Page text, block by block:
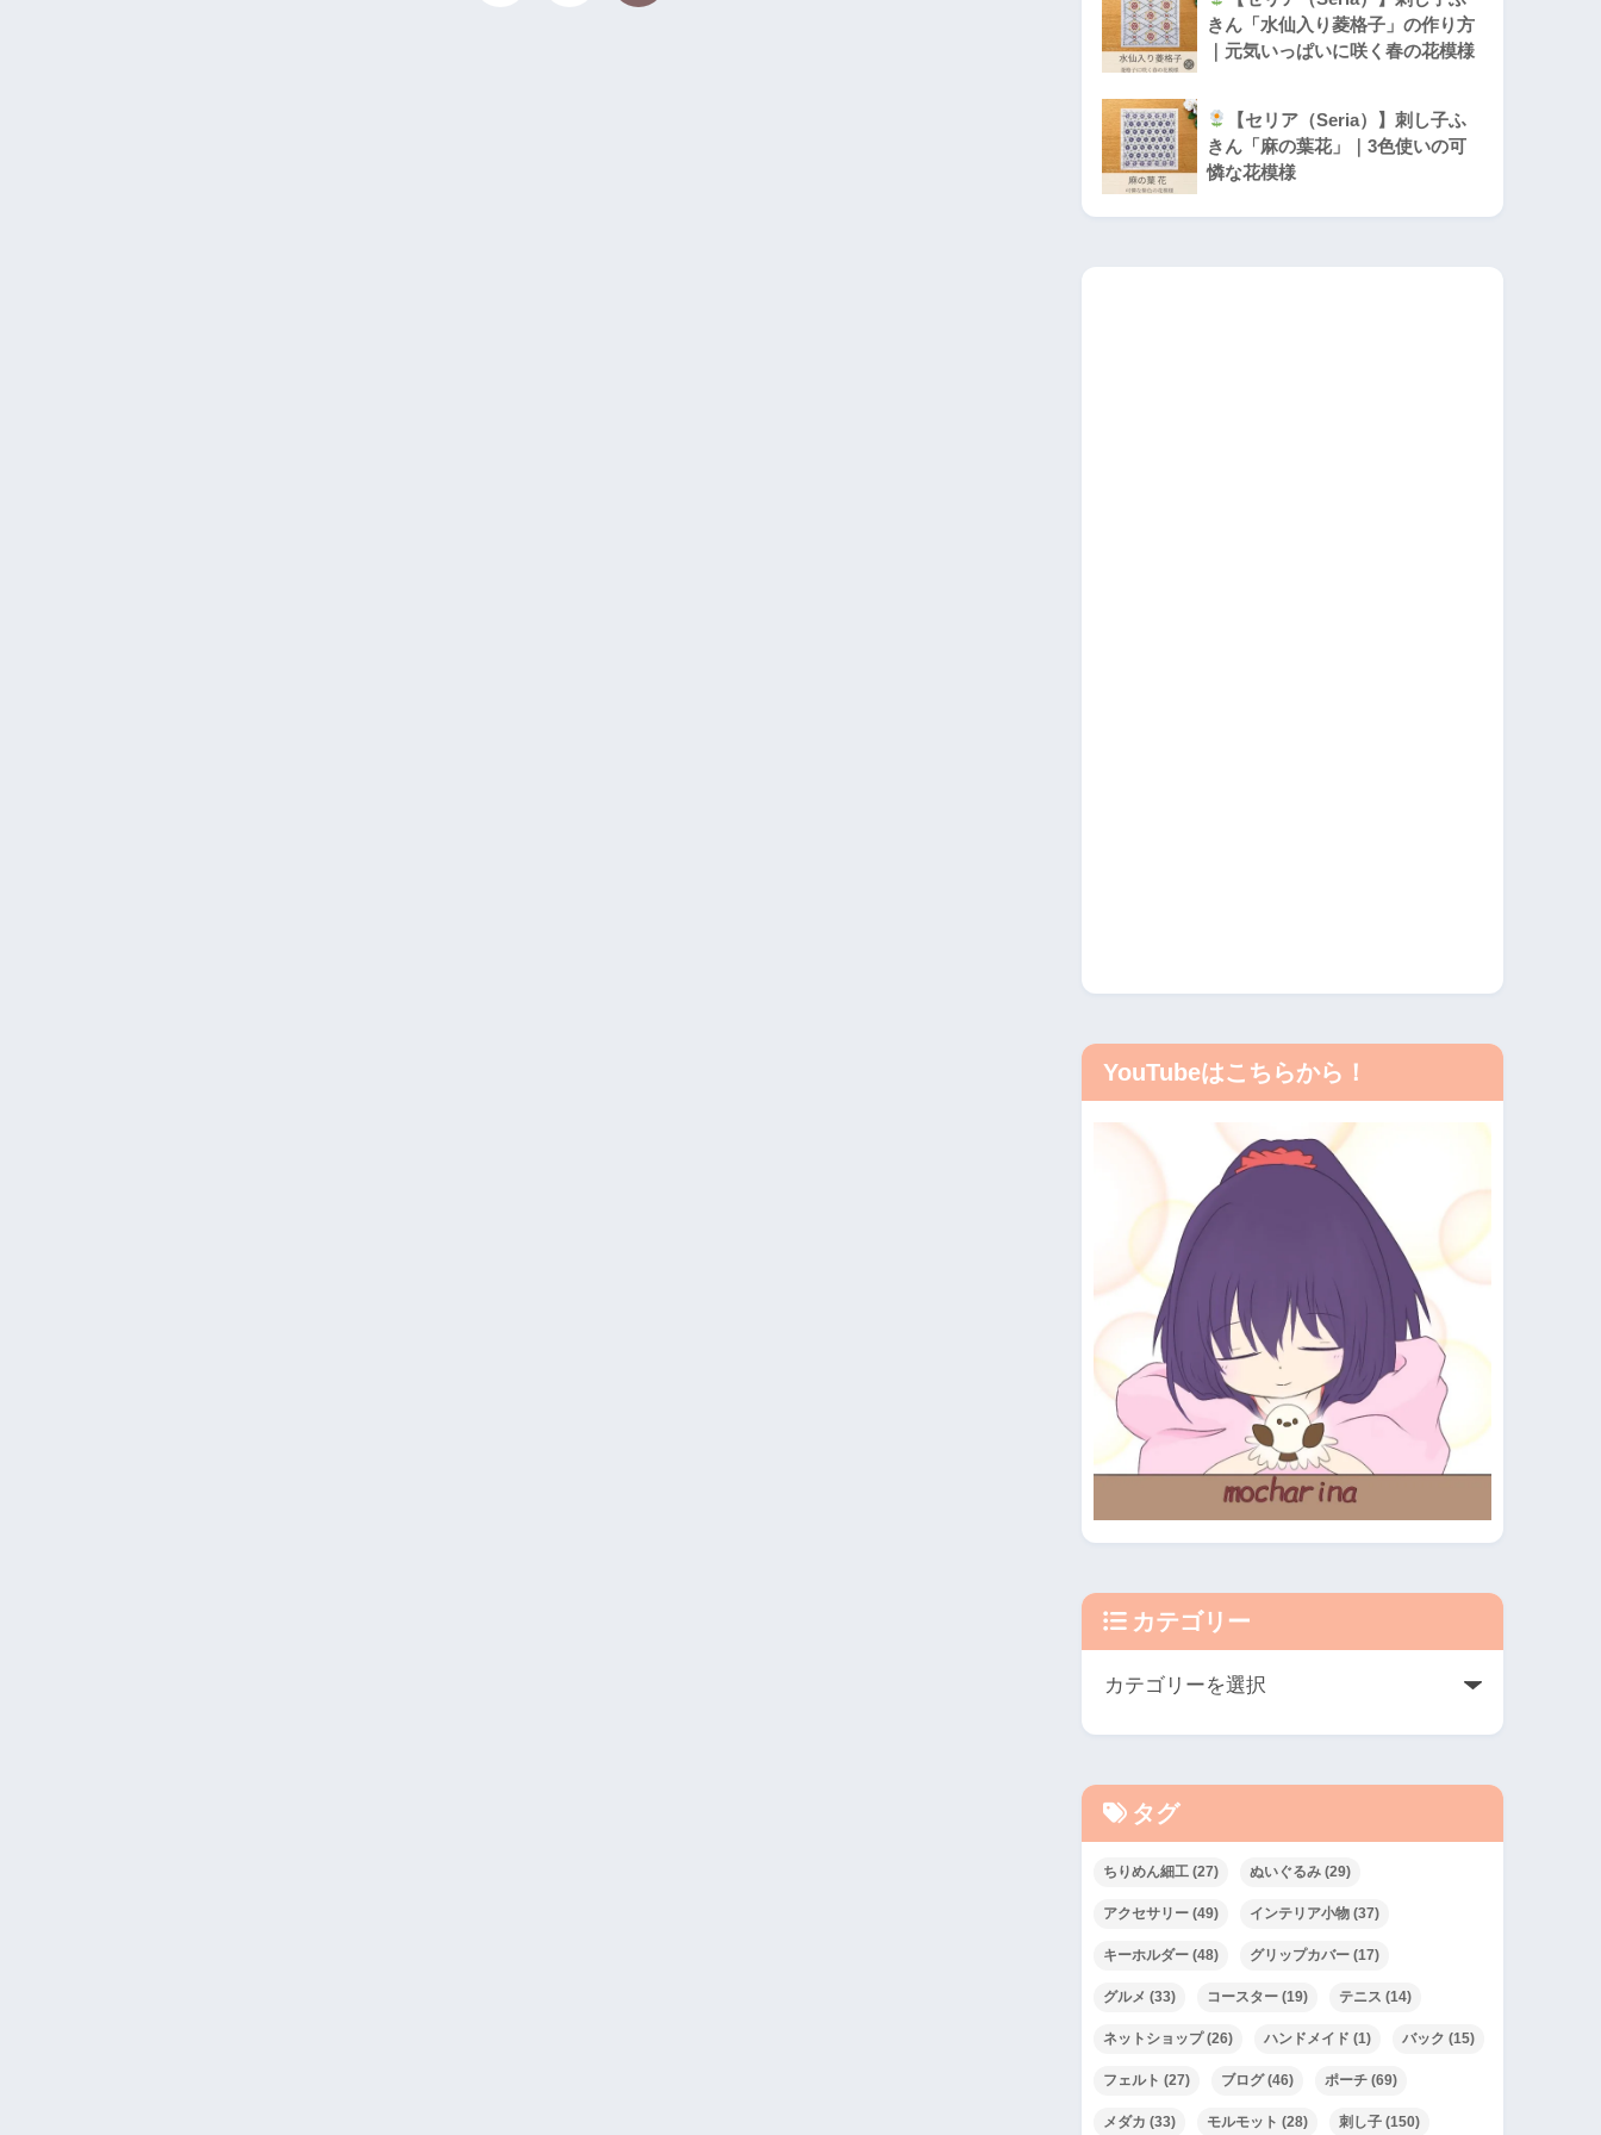
きん「水仙入り菱格子」の作り方
｜元気いっぱいに咲く春の花模様
【セリア（Seria）】刺し子ふ
きん「麻の葉花」｜3色使いの可
憐な花模様
YouTubeはこちらから！
カテゴリー
タグ
ちりめん細工 (27) ぬいぐるみ (29)
アクセサリー (49) インテリア小物 (37)
キーホルダー (48) グリップカバー (17)
グルメ (33) コースター (19) テニス (14)
ネットショップ(26) ハンドメイド (1) バック (15)
フェルト (27) ブログ(46) ポーチ (69)
メダカ (33) モルモット (28) 刺し子 (150)